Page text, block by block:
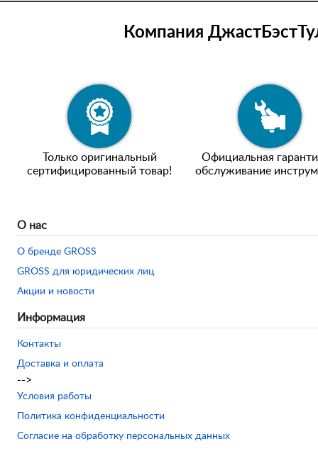
Компания
Только оригинальный
сертифицированный товар!
Официальная
обслуживание
О нас
О бренде GROSS
GROSS для юридических лиц
Акции и новости
Информация
Контакты
Доставка и оплата
-->
Условия работы
Политика конфиденциальности
Согласие на обработку персональных данных